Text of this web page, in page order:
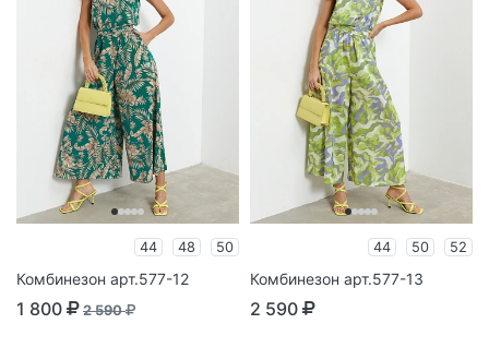
44 48 50
Комбинезон арт.577-12
1 800 2 590
44 50 52
Комбинезон арт.577-13
2 590